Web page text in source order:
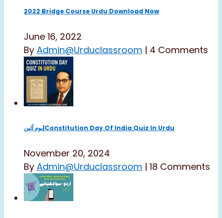
2022 Bridge Course Urdu Download Now
June 16, 2022
By Admin@urduclassroom | 4 Comments
یوم آئین|constitution Day Of India Quiz In Urdu
November 20, 2024
By Admin@urduclassroom | 18 Comments